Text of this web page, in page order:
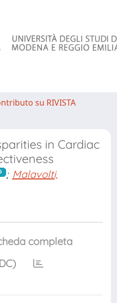
su RIVISTA
in Cardiac
; Malavolti,
completa